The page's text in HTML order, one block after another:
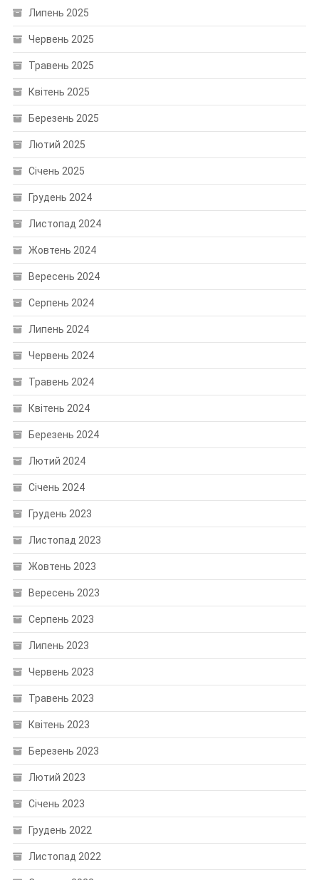
Липень 2025
Червень 2025
Травень 2025
Квітень 2025
Березень 2025
Лютий 2025
Січень 2025
Грудень 2024
Листопад 2024
Жовтень 2024
Вересень 2024
Серпень 2024
Липень 2024
Червень 2024
Травень 2024
Квітень 2024
Березень 2024
Лютий 2024
Січень 2024
Грудень 2023
Листопад 2023
Жовтень 2023
Вересень 2023
Серпень 2023
Липень 2023
Червень 2023
Травень 2023
Квітень 2023
Березень 2023
Лютий 2023
Січень 2023
Грудень 2022
Листопад 2022